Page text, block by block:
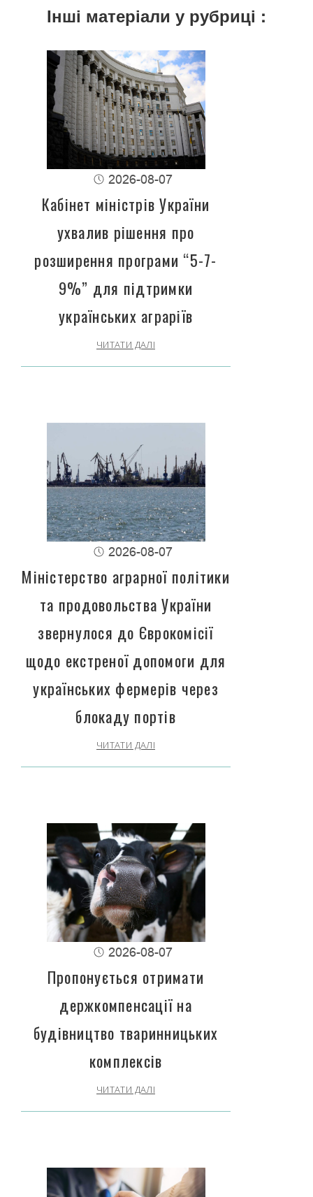
Інші матеріали у рубриці :
2026-08-07
Кабінет міністрів України
ухвалив рішення про
розширення програми “5-7-
9%” для підтримки
українських аграріїв
ЧИТАТИ ДАЛІ
2026-08-07
Міністерство аграрної політики
та продовольства України
звернулося до Єврокомісії
щодо екстреної допомоги для
українських фермерів через
блокаду портів
ЧИТАТИ ДАЛІ
2026-08-07
Пропонується отримати
держкомпенсації на
будівництво тваринницьких
комплексів
ЧИТАТИ ДАЛІ